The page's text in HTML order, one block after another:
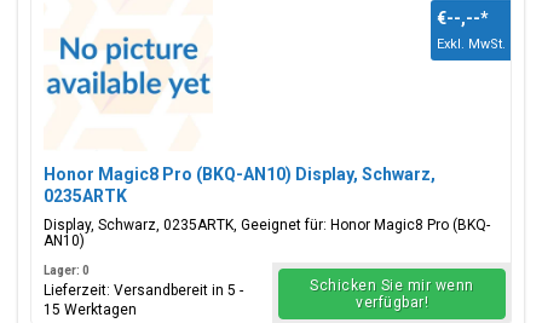
Honor Magic8 Pro (BKQ-AN10) Display, Schwarz,
0235ARTK
Display, Schwarz, 0235ARTK, Geeignet für: Honor Magic8 Pro (BKQ-
AN10)
€--,--*
Exkl. MwSt.
Lager: 0
Lieferzeit: Versandbereit in 5 -
15 Werktagen
Schicken Sie mir wenn
verfügbar!